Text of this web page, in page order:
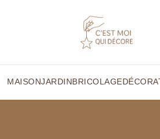
MAISONJARDINBRICOLAGE